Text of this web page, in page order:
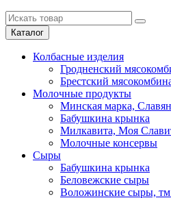
Каталог
Колбасные изделия
Гродненский
Брестский
Молочные продукты
Минская марка,
Бабушкина крынка
Милкавита, Моя
Молочные консервы
Сыры
Бабушкина крынка
Беловежские сыры
Воложинские сыры,